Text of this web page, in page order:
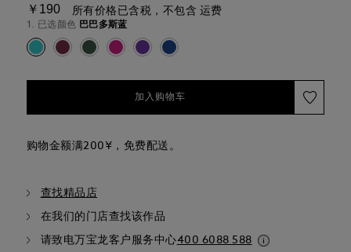
￥190 所有价格已含税，不包含 运费
1. 已选颜色 巴巴多斯蓝
加入购物车
购物金额满200¥，免费配送。
查找精品店
在我们的门店查找该作品
请致电万宝龙客户服务中心400 6088 588